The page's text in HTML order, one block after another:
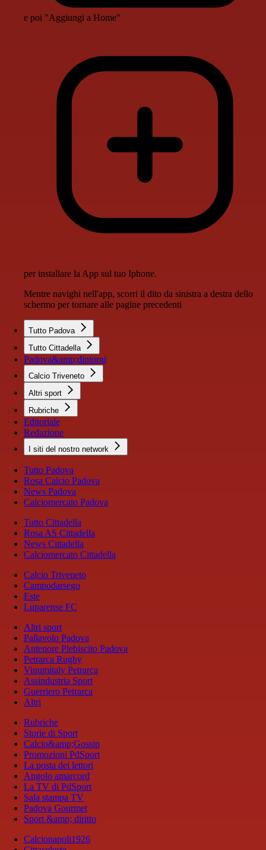
e poi "Aggiungi a Home"
per installare la App sul tuo Iphone.
Mentre navighi nell'app, scorri il dito da sinistra a destra dello
schermo per tornare alle pagine precedenti
Tutto Padova
Tutto Cittadella
Padova&amp;dintorni
Calcio Triveneto
Altri sport
Rubriche
Editoriale
Redazione
I siti del nostro network
Tutto Padova
Rosa Calcio Padova
News Padova
Calciomercato Padova
Tutto Cittadella
Rosa AS Cittadella
News Cittadella
Calciomercato Cittadella
Calcio Triveneto
Campodarsego
Este
Luparense FC
Altri sport
Pallavolo Padova
Antenore Plebiscito Padova
Petrarca Rugby
Vinumitaly Petrarca
Assindustria Sport
Guerriero Petrarca
Altri
Rubriche
Storie di Sport
Calcio&amp;Gossip
Promozioni PdSport
La posta dei lettori
Angolo amarcord
La TV di PdSport
Sala stampa TV
Padova Gourmet
Sport &amp; diritto
Calcionapoli1926